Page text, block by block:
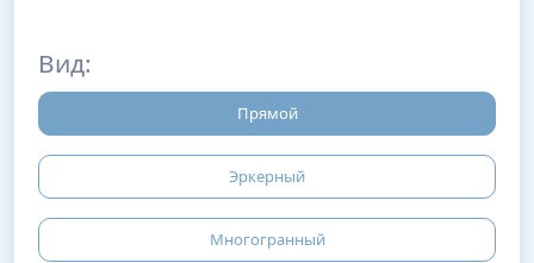
Вид:
Прямой
Эркерный
Многогранный